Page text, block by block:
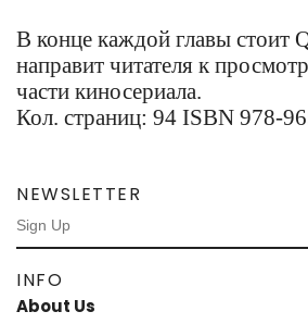
В конце каждой главы стоит
направит читателя к
части киносериала.
Кол. страниц: 94 ISBN 978-
NEWSLETTER
INFO
About Us